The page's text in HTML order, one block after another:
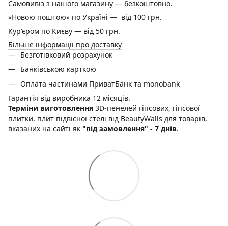
Самовивіз з нашого магазину — безкоштовно.
«Новою поштою» по Україні — від 100 грн.
Кур'єром по Києву — від 50 грн.
Більше інформації про доставку
Безготівковий розрахунок
Банківською карткою
Оплата частинами ПриватБанк та monobank
Гарантія від виробника 12 місяців.
Терміни виготовлення 3D-пенелей гіпсових, гіпсової
плитки, плит підвісної стелі від BeautyWalls для товарів,
вказаних на сайті як "під замовлення" - 7 днів.